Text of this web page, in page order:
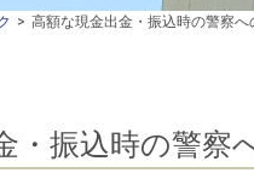
高額な現金出金・振込時の警察へ
・振込時の警察